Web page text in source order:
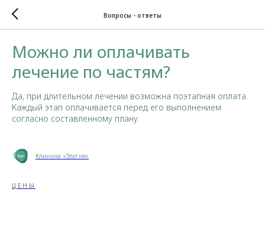
Вопросы - ответы
Можно ли оплачивать
лечение по частям?
Да, при длительном лечении возможна поэтапная оплата.
Каждый этап оплачивается перед его выполнением
согласно составленному плану.
Клиника «Элегия»
ЦЕНЫ